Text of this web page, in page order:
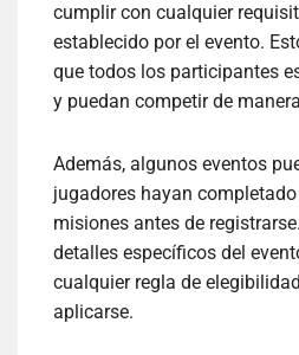
cumplir con cualquier
establecido por el evento.
que todos los participantes
y puedan competir de
Además, algunos eventos
jugadores hayan
misiones antes de
detalles específicos del
cualquier regla de
aplicarse.